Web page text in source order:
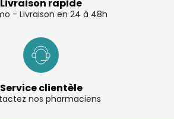
Livraison rapide
- Livraison en 24 à 48h
Service clientèle
nos pharmaciens